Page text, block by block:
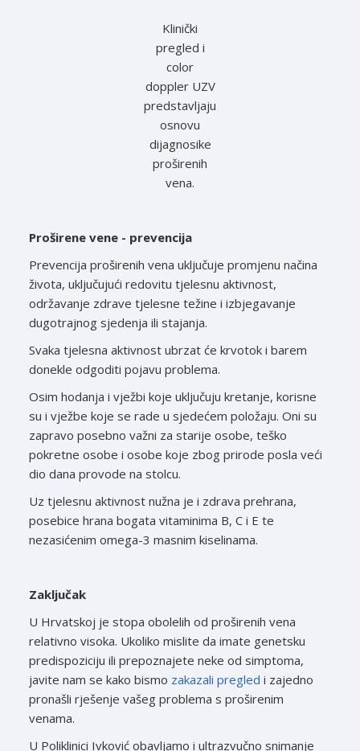
Klinički
pregled i
color
doppler UZV
predstavljaju
osnovu
dijagnosike
proširenih
vena.
Proširene vene - prevencija
Prevencija proširenih vena uključuje promjenu načina
života, uključujući redovitu tjelesnu aktivnost,
održavanje zdrave tjelesne težine i izbjegavanje
dugotrajnog sjedenja ili stajanja.
Svaka tjelesna aktivnost ubrzat će krvotok i barem
donekle odgoditi pojavu problema.
Osim hodanja i vježbi koje uključuju kretanje, korisne
su i vježbe koje se rade u sjedećem položaju. Oni su
zapravo posebno važni za starije osobe, teško
pokretne osobe i osobe koje zbog prirode posla veći
dio dana provode na stolcu.
Uz tjelesnu aktivnost nužna je i zdrava prehrana,
posebice hrana bogata vitaminima B, C i E te
nezasićenim omega-3 masnim kiselinama.
Zaključak
U Hrvatskoj je stopa obolelih od proširenih vena
relativno visoka. Ukoliko mislite da imate genetsku
predispoziciju ili prepoznajete neke od simptoma,
javite nam se kako bismo zakazali pregled i zajedno
pronašli rješenje vašeg problema s proširenim
venama.
U Poliklinici Ivković obavljamo i ultrazvučno snimanje